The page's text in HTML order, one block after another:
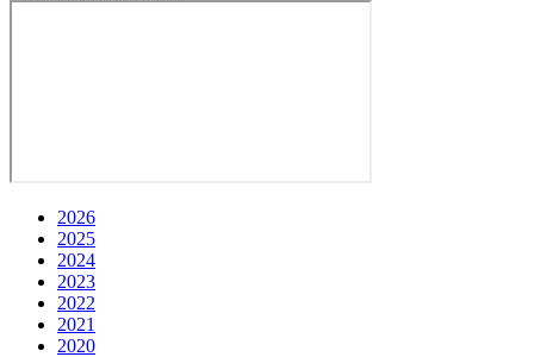
2026
2025
2024
2023
2022
2021
2020